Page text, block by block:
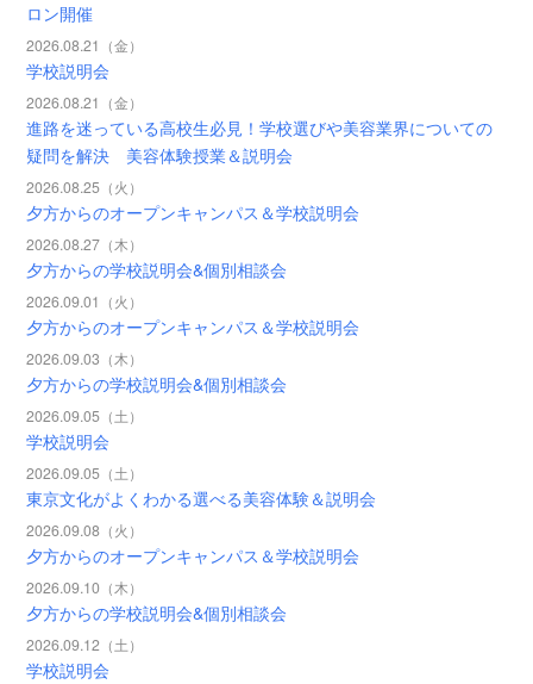
ロン開催
2026.08.21（金）
学校説明会
2026.08.21（金）
進路を迷っている高校生必見！学校選びや美容業界についての
疑問を解決 美容体験授業＆説明会
2026.08.25（火）
夕方からのオープンキャンパス＆学校説明会
2026.08.27（木）
夕方からの学校説明会&個別相談会
2026.09.01（火）
夕方からのオープンキャンパス＆学校説明会
2026.09.03（木）
夕方からの学校説明会&個別相談会
2026.09.05（土）
学校説明会
2026.09.05（土）
東京文化がよくわかる選べる美容体験＆説明会
2026.09.08（火）
夕方からのオープンキャンパス＆学校説明会
2026.09.10（木）
夕方からの学校説明会&個別相談会
2026.09.12（土）
学校説明会